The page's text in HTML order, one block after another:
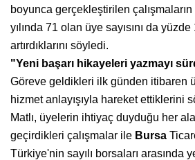
boyunca gerçekleştirilen
yılında 71 olan üye sayısını da
artırdıklarını söyledi.
"Yeni başarı hikayeleri yazmayı
Göreve geldikleri ilk günden itibaren
hizmet anlayışıyla hareket ettiklerini
Matlı, üyelerin ihtiyaç duyduğu her
geçirdikleri çalışmalar ile Bursa
Türkiye'nin sayılı borsaları arasında